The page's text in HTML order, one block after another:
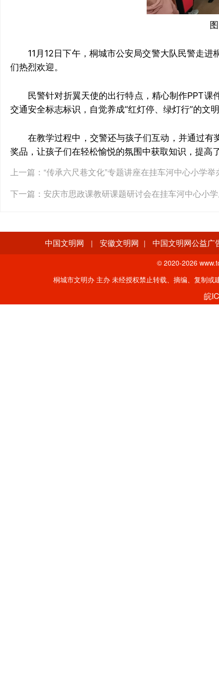
11月12日下午，桐城市公安局交警大队民警走
们热烈欢迎。
民警针对折翼天使的出行特点，精心制作PPT
交通安全标志标识，自觉养成“红灯停、绿灯行”的文
在教学过程中，交警还与孩子们互动，并通过
奖品，让孩子们在轻松愉悦的氛围中获取知识，提
上一篇： “传承六尺巷文化”专题讲座在挂车河中心小学举
下一篇： 安庆市思政课教研课题研讨会在挂车河中心小
中国文明网 | 安徽文明网 | 中国文明网公益广
© 2020-2026
桐城市文明办 主办 未经授权禁止转载、摘编、复制
皖